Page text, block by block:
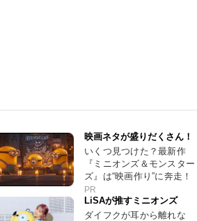
映画ネタが盛りだくさん！
いくつ見つけた？最新作
『ミニオンズ＆モンスター
ズ』は“映画作り”に奔走！
PR
LiSAが推すミニオンズ
ダイフクが耳から離れな